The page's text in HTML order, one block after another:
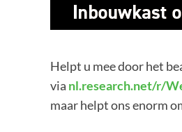
Helpt u mee door het
via nl.research.net/r/
maar helpt ons enorm